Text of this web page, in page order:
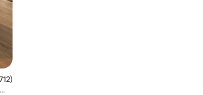
5 में से 4.94, 712 समीक्षाएँ